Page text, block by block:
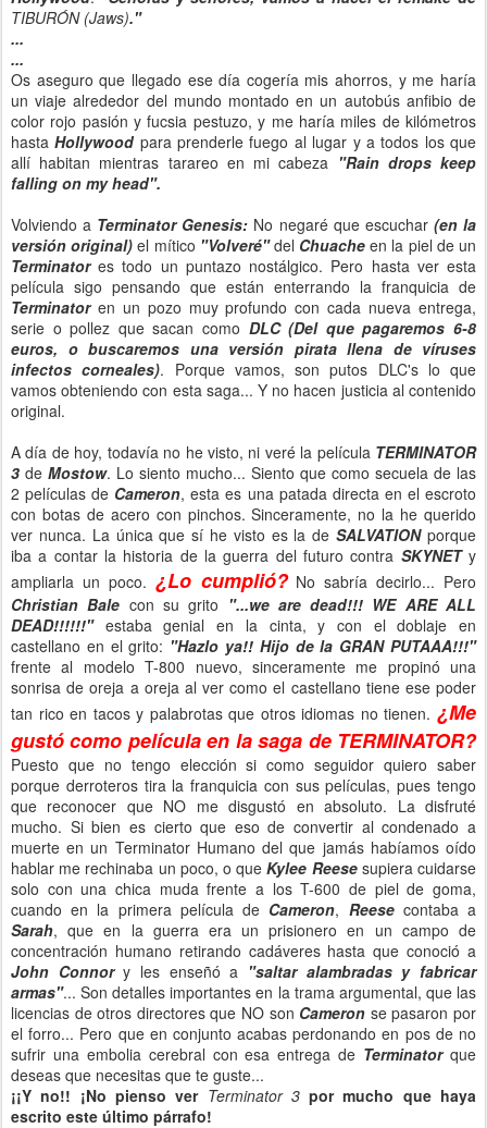
TIBURÓN (Jaws)."
...
...
Os aseguro que llegado ese día cogería mis ahorros, y me haría
un viaje alrededor del mundo montado en un autobús anfibio de
color rojo pasión y fucsia pestuzo, y me haría miles de kilómetros
hastaHollywood para prenderle fuego al lugar y a todos los que
allí habitan mientras tarareo en mi cabeza "Rain drops keep
falling on my head".
Volviendo a Terminator Genesis: No negaré que escuchar (en la
versión original) el mítico "Volveré"del Chuacheen la piel de un
Terminatores todo un puntazo nostálgico. Pero hasta ver esta
película sigo pensando que están enterrando la franquicia de
Terminator en un pozo muy profundo con cada nueva entrega,
serie o pollez que sacan como DLC (Del que pagaremos 6-8
euros, o buscaremos una versión pirata llena de víruses
infectos corneales). Porque vamos, son putos DLC's lo que
vamos obteniendo con esta saga... Y no hacen justicia al contenido
original.
A día de hoy, todavía no he visto, ni veré la película TERMINATOR
3 de Mostow. Lo siento mucho... Siento que como secuela de las
2 películas de Cameron, esta es una patada directa en el escroto
con botas de acero con pinchos. Sinceramente, no la he querido
ver nunca. La única que sí he visto es la deSALVATIONporque
iba a contar la historia de la guerra del futuro contra SKYNETy
ampliarla un poco. ¿Lo cumplió?No sabría decirlo... Pero
Christian Bale con su grito "...we are dead!!! WE ARE ALL
DEAD!!!!!!"estaba genial en la cinta, y con el doblaje en
castellano en el grito: "Hazlo ya!! Hijo de la GRAN PUTAAA!!!"
frente al modelo T-800 nuevo, sinceramente me propinó una
sonrisa de oreja a oreja al ver como el castellano tiene ese poder
tan rico en tacos y palabrotas que otros idiomas no tienen. ¿Me
gustó como película en la saga de TERMINATOR?
Puesto que no tengo elección si como seguidor quiero saber
porque derroteros tira la franquicia con sus películas, pues tengo
que reconocer que NO me disgustó en absoluto. La disfruté
mucho. Si bien es cierto que eso de convertir al condenado a
muerte en un Terminator Humano del que jamás habíamos oído
hablar me rechinaba un poco, o queKylee Reese supiera cuidarse
solo con una chica muda frente a los T-600 de piel de goma,
cuando en la primera película de Cameron, Reese contaba a
Sarah, que en la guerra era un prisionero en un campo de
concentración humano retirando cadáveres hasta que conoció a
John Connory les enseñó a "saltar alambradas y fabricar
armas"... Son detalles importantes en la trama argumental, que las
licencias de otros directores que NO son Cameron se pasaron por
el forro... Pero que en conjunto acabas perdonando en pos de no
sufrir una embolia cerebral con esa entrega de Terminatorque
deseas que necesitas que te guste...
¡¡Y no!! ¡No pienso ver Terminator 3por mucho que haya
escrito este último párrafo!